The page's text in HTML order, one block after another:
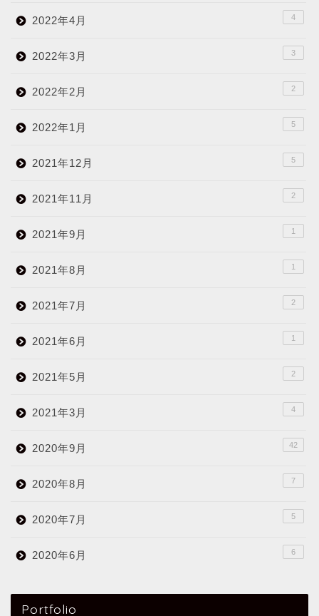
2022年4月 4
2022年3月 3
2022年2月 2
2022年1月 5
2021年12月 5
2021年11月 2
2021年9月 1
2021年8月 1
2021年7月 2
2021年6月 1
2021年5月 2
2021年3月 4
2020年9月 42
2020年8月 7
2020年7月 5
2020年6月 6
Portfolio